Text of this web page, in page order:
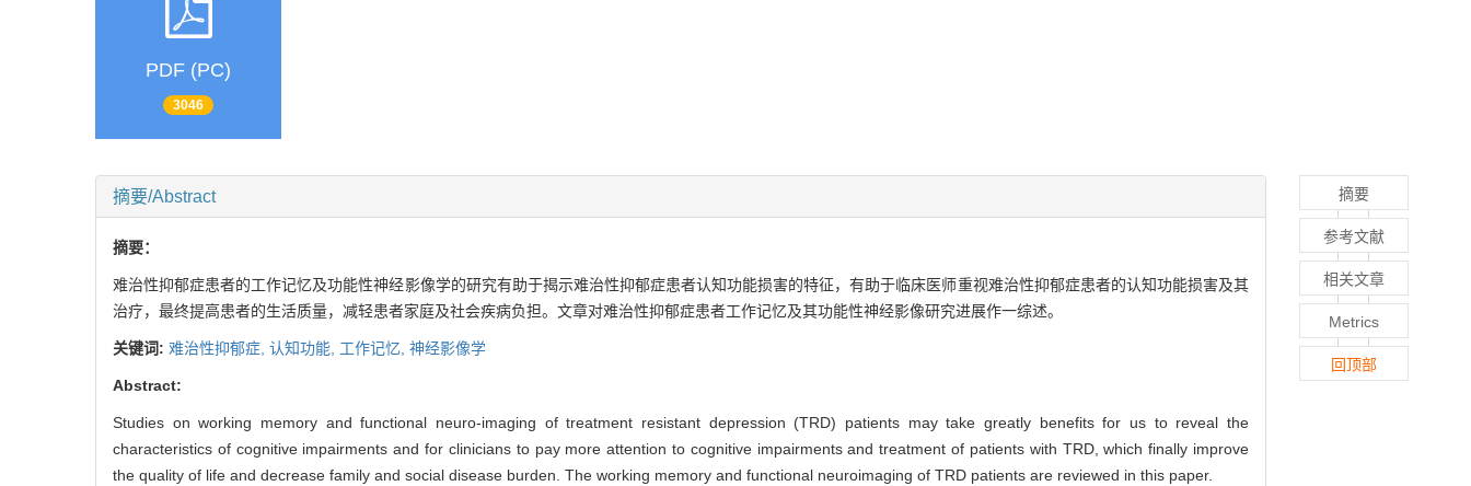
PDF (PC)
3046
摘要/Abstract
摘要：
难治性抑郁症患者的工作记忆及功能性神经影像学的研究有助于揭示难治性抑郁症患者认知功能损害的特征，有助于临床医师重视难治性抑郁症患者的认知功能损害及其
治疗，最终提高患者的生活质量，减轻患者家庭及社会疾病负担。文章对难治性抑郁症患者工作记忆及其功能性神经影像研究进展作一综述。
关键词: 难治性抑郁症, 认知功能, 工作记忆, 神经影像学
Abstract:
Studies on working memory and functional neuro-imaging of treatment resistant depression (TRD) patients may take greatly benefits for us to reveal the
characteristics of cognitive impairments and for clinicians to pay more attention to cognitive impairments and treatment of patients with TRD, which finally improve
the quality of life and decrease family and social disease burden. The working memory and functional neuroimaging of TRD patients are reviewed in this paper.
摘要
参考文献
相关文章
Metrics
回顶部